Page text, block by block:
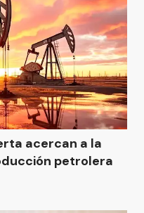
acercan a la
petrolera